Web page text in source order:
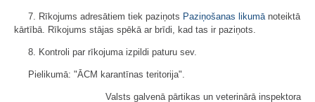
7. Rīkojums adresātiem tiek paziņots Paziņošanas likumā noteiktā
kārtībā. Rīkojums stājas spēkā ar brīdi, kad tas ir paziņots.
8. Kontroli par rīkojuma izpildi paturu sev.
Pielikumā: "ĀCM karantīnas teritorija".
Valsts galvenā pārtikas un veterinārā inspektora